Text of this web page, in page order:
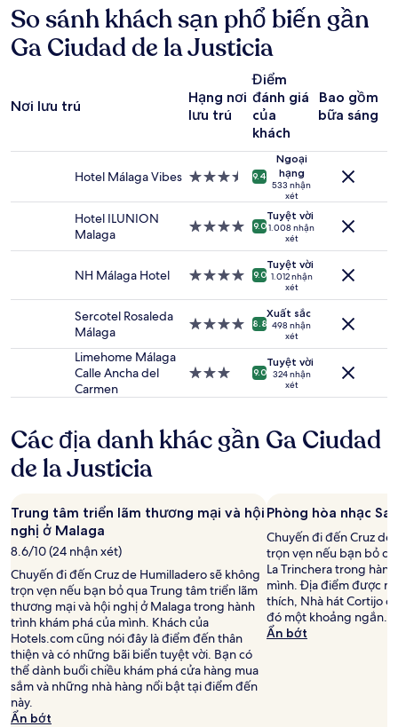
quả
tìm
kiếm
trong
giờ
1
trú
người
và
phòng
thể
áp
dụng
khoản
bổ
sung.
So sánh khách sạn phổ biến gần
Ga Ciudad de la Justicia
Nơi lưu trú
Hạng nơi
lưu trú
Điểm
đánh giá
của
khách
Bao gồm
bữa sáng
Hotel Málaga Vibes Nơi
3.5
9.4
Ngoại
hạng
533 nhận
xét
Hotel ILUNION
Malaga
Nơi
4.0
9.0
Tuyệt vời
1.008 nhận
xét
NH Málaga Hotel
Nơi
4.0
9.0
Tuyệt vời
1.012 nhận
xét
Sercotel Rosaleda
Málaga
Nơi
4.0
8.8
Xuất sắc
498 nhận
xét
Limehome Málaga
Calle Ancha del
Carmen
Nơi
sao
9.0
Tuyệt vời
324 nhận
xét
Các địa danh khác gần Ga Ciudad
de la Justicia
Trung tâm triển lãm thương mại và hội
nghị ở Malaga
8.6/10 (24 nhận xét)
Chuyến đi đến Cruz de Humilladero sẽ không
trọn vẹn nếu bạn bỏ qua Trung tâm triển lãm
thương mại và hội nghị ở Malaga trong hành
trình khám phá của mình. Khách của
Hotels.com cũng nói đây là điểm đến thân
thiện và có những bãi biển tuyệt vời. Bạn có
thể dành buổi chiều khám phá cửa hàng mua
sắm và những nhà hàng nổi bật tại điểm đến
này.
Ẩn bớt
Phòng hòa nhạc
Chuyến đi đến Cruz
trọn vẹn nếu bạn bỏ
La Trinchera trong
mình. Địa điểm được
thích, Nhà hát Cortijo
đó một khoảng ngắn.
Ẩn bớt